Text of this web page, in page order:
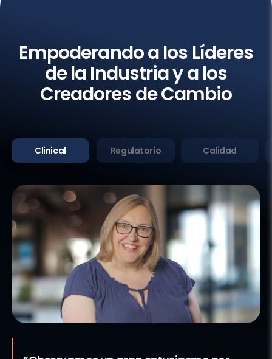
Empoderando a los Líderes
de la Industriay a los
Creadores de Cambio
Clinical Regulatorio Calidad